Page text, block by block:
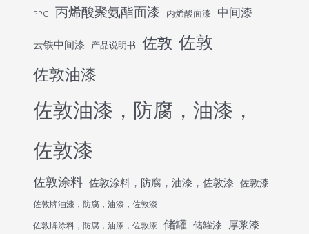
PPG 丙烯酸聚氨酯面漆 丙烯酸面漆 中间漆
云铁中间漆 产品说明书 佐敦 佐敦
佐敦油漆
佐敦油漆，防腐，油漆，
佐敦漆
佐敦涂料 佐敦涂料，防腐，油漆，佐敦漆 佐敦漆
佐敦牌油漆，防腐，油漆，佐敦漆
佐敦牌涂料，防腐，油漆，佐敦漆 储罐 储罐漆 厚浆漆